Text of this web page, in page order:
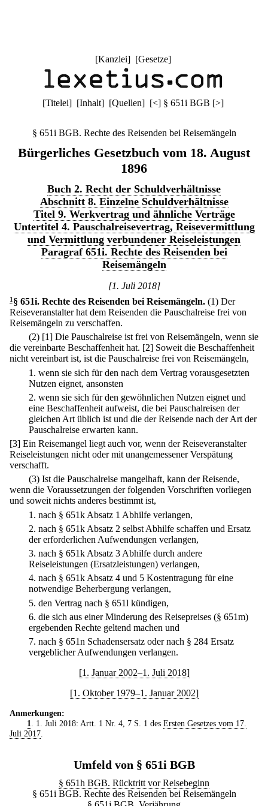
[Kanzlei] [Gesetze]
[Titelei] [Inhalt] [Quellen] [<] § 651i BGB [>]
§ 651i BGB. Rechte des Reisenden bei Reisemängeln
Bürgerliches Gesetzbuch vom 18. August
1896
Buch 2. Recht der Schuldverhältnisse
Abschnitt 8. Einzelne Schuldverhältnisse
Titel 9. Werkvertrag und ähnliche Verträge
Untertitel 4. Pauschalreisevertrag, Reisevermittlung
und Vermittlung verbundener Reiseleistungen
Paragraf 651i. Rechte des Reisenden bei
Reisemängeln
[1. Juli 2018]
1 § 651i. Rechte des Reisenden bei Reisemängeln. (1) Der
Reiseveranstalter hat dem Reisenden die Pauschalreise frei von
Reisemängeln zu verschaffen.
(2) [1] Die Pauschalreise ist frei von Reisemängeln, wenn sie
die vereinbarte Beschaffenheit hat. [2] Soweit die Beschaffenheit
nicht vereinbart ist, ist die Pauschalreise frei von Reisemängeln,
1. wenn sie sich für den nach dem Vertrag vorausgesetzten
Nutzen eignet, ansonsten
2. wenn sie sich für den gewöhnlichen Nutzen eignet und
eine Beschaffenheit aufweist, die bei Pauschalreisen der
gleichen Art üblich ist und die der Reisende nach der Art der
Pauschalreise erwarten kann.
[3] Ein Reisemangel liegt auch vor, wenn der Reiseveranstalter
Reiseleistungen nicht oder mit unangemessener Verspätung
verschafft.
(3) Ist die Pauschalreise mangelhaft, kann der Reisende,
wenn die Voraussetzungen der folgenden Vorschriften vorliegen
und soweit nichts anderes bestimmt ist,
1. nach § 651k Absatz 1 Abhilfe verlangen,
2. nach § 651k Absatz 2 selbst Abhilfe schaffen und Ersatz
der erforderlichen Aufwendungen verlangen,
3. nach § 651k Absatz 3 Abhilfe durch andere
Reiseleistungen (Ersatzleistungen) verlangen,
4. nach § 651k Absatz 4 und 5 Kostentragung für eine
notwendige Beherbergung verlangen,
5. den Vertrag nach § 651l kündigen,
6. die sich aus einer Minderung des Reisepreises (§ 651m)
ergebenden Rechte geltend machen und
7. nach § 651n Schadensersatz oder nach § 284 Ersatz
vergeblicher Aufwendungen verlangen.
[1. Januar 2002–1. Juli 2018]
[1. Oktober 1979–1. Januar 2002]
Anmerkungen:
1
. 1. Juli 2018: Artt. 1 Nr. 4, 7 S. 1 des Ersten Gesetzes vom 17.
Juli 2017
Umfeld von § 651i BGB
§ 651h BGB. Rücktritt vor Reisebeginn
§ 651i BGB. Rechte des Reisenden bei Reisemängeln